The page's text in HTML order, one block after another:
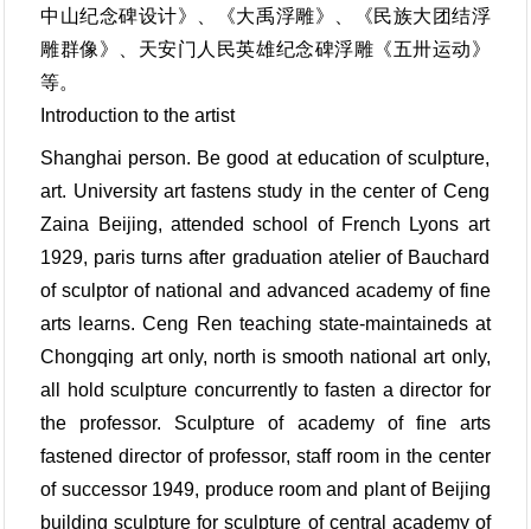
中山纪念碑设计》、《大禹浮雕》、《民族大团结浮
雕群像》、天安门人民英雄纪念碑浮雕《五卅运动》
等。
Introduction to the artist
Shanghai person. Be good at education of sculpture,
art. University art fastens study in the center of Ceng
Zaina Beijing, attended school of French Lyons art
1929, paris turns after graduation atelier of Bauchard
of sculptor of national and advanced academy of fine
arts learns. Ceng Ren teaching state-maintaineds at
Chongqing art only, north is smooth national art only,
all hold sculpture concurrently to fasten a director for
the professor. Sculpture of academy of fine arts
fastened director of professor, staff room in the center
of successor 1949, produce room and plant of Beijing
building sculpture for sculpture of central academy of